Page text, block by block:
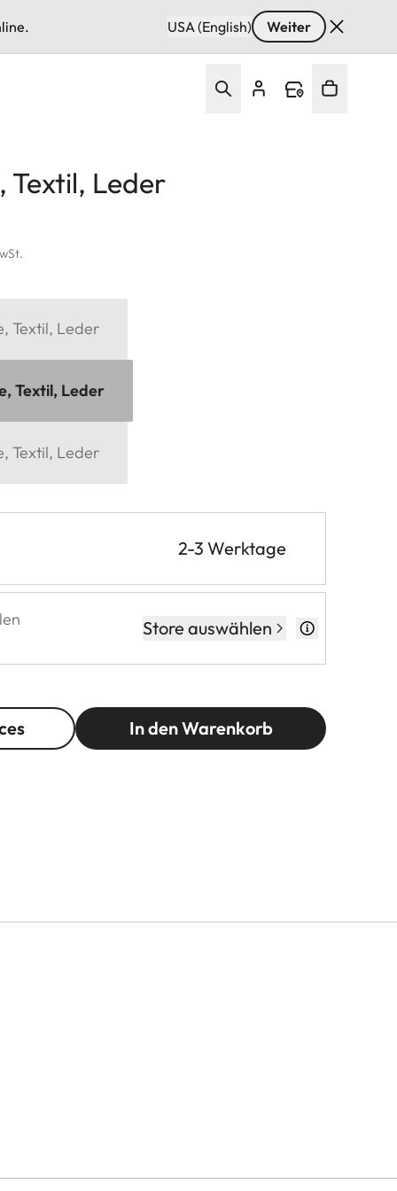
USA (English) Weiter
Textil, Leder
Textil, Leder
Textil, Leder
Textil, Leder
2-3 Werktage
Store auswählen
In den Warenkorb